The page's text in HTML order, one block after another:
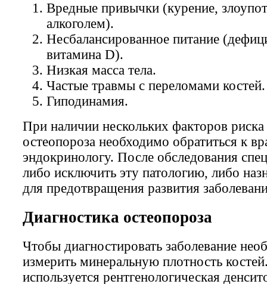
Вредные привычки (курение,
алкоголем).
Несбалансированное питание
витамина D).
Низкая масса тела.
Частые травмы с переломами костей.
Гиподинамия.
При наличии нескольких факторов риска
остеопороза необходимо обратиться к
эндокринологу. После обследования
либо исключить эту патологию, либо
для предотвращения развития
Диагностика остеопороза
Чтобы диагностировать заболевание
измерить минеральную плотность
используется рентгенологическая